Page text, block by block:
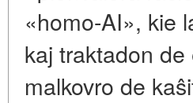
«homo-AI», kie
kaj traktadon
malkovro de